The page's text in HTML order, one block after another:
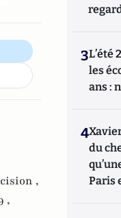
,
,
3L’été
les
ans :
4
du
Paris